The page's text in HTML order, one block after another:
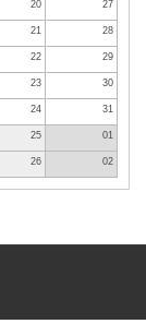
20 27
21 28
22 29
23 30
24 31
25 01
26 02